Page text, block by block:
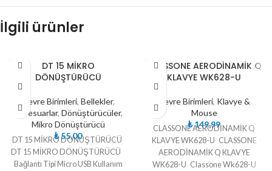
İlgili ürünler
TÜKE
NDI
DT 15 MİKRO
DÖNÜŞTÜRÜCÜ
Çevre Birimleri, Bellekler,
Aksesuarlar, Dönüştürücüler,
Mikro Dönüştürücü
₺55,00
DT 15 MİKRO DÖNÜŞTÜRÜCÜ
DT 15 MİKRO DÖNÜŞTÜRÜCÜ
Bağlantı Tipi Micro USB Kullanım
TÜKE
NDI
CLASSONE AERODİNAMİK Q
KLAVYE WK628-U
Çevre Birimleri, Klavye &
Mouse
₺149,99
CLASSONE AERODİNAMİK Q
KLAVYE WK628-U CLASSONE
AERODİNAMİK Q KLAVYE
WK628-U Classone Wk628-U